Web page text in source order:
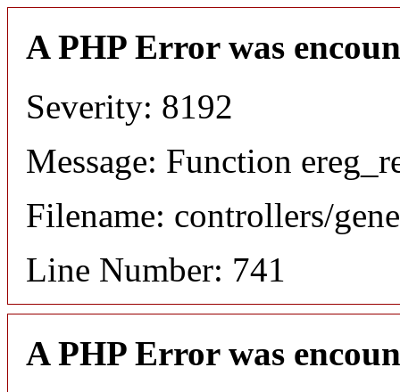
A PHP Error was
Severity: 8192
Message: Function
Filename: controllers/
Line Number: 741
A PHP Error was